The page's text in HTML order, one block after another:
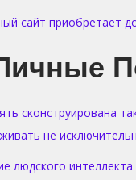
сайт приобретает
сконструирована
не
людского